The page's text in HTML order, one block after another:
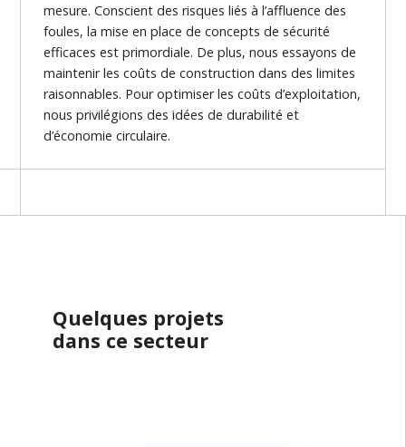
mesure. Conscient des risques liés à l’affluence des
foules, la mise en place de concepts de sécurité
efficaces est primordiale. De plus, nous essayons de
maintenir les coûts de construction dans des limites
raisonnables. Pour optimiser les coûts d’exploitation,
nous privilégions des idées de durabilité et
d’économie circulaire.
Quelques projets
dans ce secteur